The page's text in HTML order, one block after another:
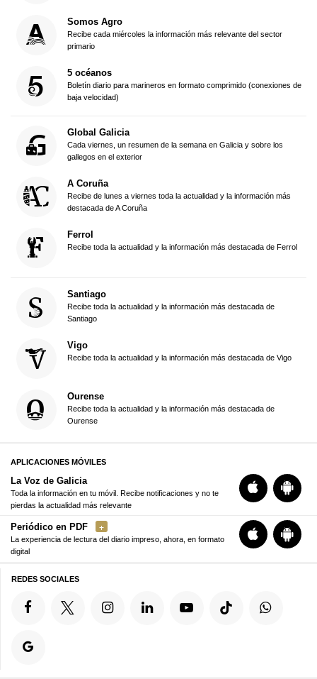
Somos Agro
Recibe cada miércoles la información más relevante del sector
primario
5 océanos
Boletín diario para marineros en formato comprimido (conexiones de
baja velocidad)
Global Galicia
Cada viernes, un resumen de la semana en Galicia y sobre los
gallegos en el exterior
A Coruña
Recibe de lunes a viernes toda la actualidad y la información más
destacada de A Coruña
Ferrol
Recibe toda la actualidad y la información más destacada de Ferrol
Santiago
Recibe toda la actualidad y la información más destacada de
Santiago
Vigo
Recibe toda la actualidad y la información más destacada de Vigo
Ourense
Recibe toda la actualidad y la información más destacada de
Ourense
APLICACIONES MÓVILES
La Voz de Galicia
Toda la información en tu móvil. Recibe notificaciones y no te
pierdas la actualidad más relevante
Periódico en PDF
La experiencia de lectura del diario impreso, ahora, en formato
digital
REDES SOCIALES